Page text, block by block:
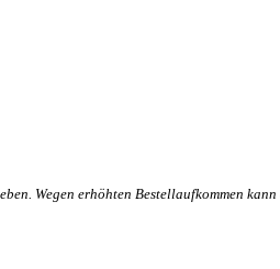
Wegen erhöhten Bestellaufkommen